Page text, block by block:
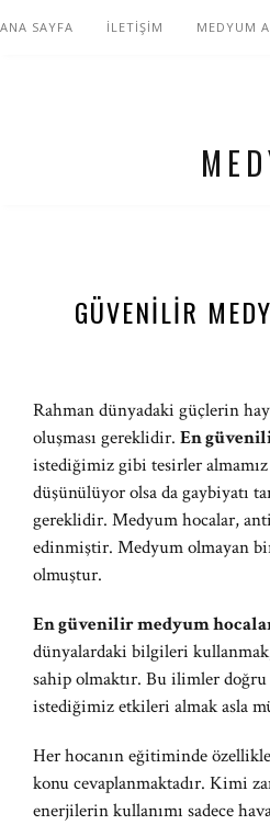
ANA SAYFA İLETİŞİM MEDYUM
GÜVENILIR
Rahman dünyadaki güçlerin
oluşması gereklidir. En
istediğimiz gibi tesirler
düşünülüyor olsa da gaybiyatı
gereklidir. Medyum hocalar,
edinmiştir. Medyum olmayan
olmuştur.
En güvenilir medyum
dünyalardaki bilgileri
sahip olmaktır. Bu ilimler doğru
istediğimiz etkileri almak asla
Her hocanın eğitiminde
konu cevaplanmaktadır. Kimi
enerjilerin kullanımı sadece